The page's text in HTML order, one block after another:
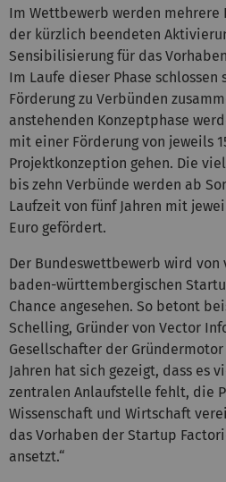
Im Wettbewerb werden mehrere
der kürzlich beendeten
Sensibilisierung für das
Im Laufe dieser Phase
Förderung zu Verbünden
anstehenden Konzeptphase
mit einer Förderung von jeweils
Projektkonzeption gehen. Die
bis zehn Verbünde werden ab
Laufzeit von fünf Jahren mit
Euro gefördert.
Der Bundeswettbewerb wird
baden-württembergischen
Chance angesehen. So betont
Schelling, Gründer von Vector
Gesellschafter der
Jahren hat sich gezeigt, dass es
zentralen Anlaufstelle fehlt, die
Wissenschaft und Wirtschaft
das Vorhaben der Startup
ansetzt.“